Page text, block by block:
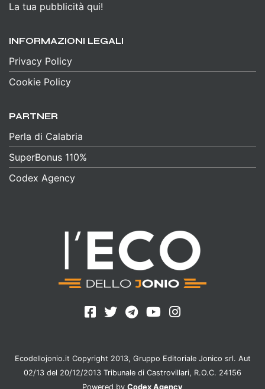
La tua pubblicità qui!
INFORMAZIONI LEGALI
Privacy Policy
Cookie Policy
PARTNER
Perla di Calabria
SuperBonus 110%
Codex Agency
Ecodellojonio.it Copyright 2013, Gruppo Editoriale Jonico srl. Aut
02/13 del 20/12/2013 Tribunale di Castrovillari, R.O.C. 24156
Powered by Codex Agency